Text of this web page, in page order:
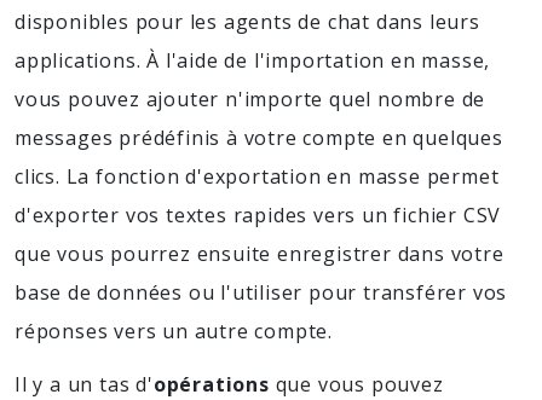
disponibles pour les agents de chat dans leurs
applications. À l'aide de l'importation en masse,
vous pouvez ajouter n'importe quel nombre de
messages prédéfinis à votre compte en quelques
clics. La fonction d'exportation en masse permet
d'exporter vos textes rapides vers un fichier CSV
que vous pourrez ensuite enregistrer dans votre
base de données ou l'utiliser pour transférer vos
réponses vers un autre compte.
Il y a un tas d'opérations que vous pouvez